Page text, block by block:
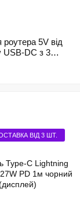
5V від
USB-DC з 3
ВІД 3 ШТ.